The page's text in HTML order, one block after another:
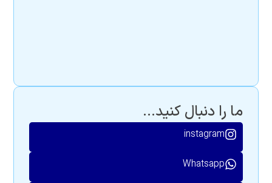
ما را دنبال کنید...
instagram
Whatsapp